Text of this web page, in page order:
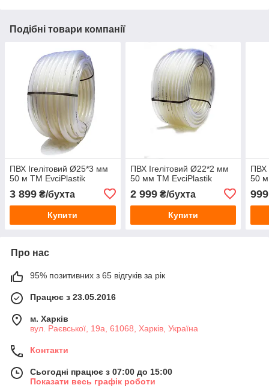
Подібні товари компанії
ПВХ Ігелітовий Ø25*3 мм
50 м ТМ EvciPlastik
3 899 ₴/бухта
Купити
ПВХ Ігелітовий Ø22*2 мм
50 мм ТМ EvciPlastik
2 999₴/бухта
Купити
ПВХ
50
999
Про нас
95% позитивних з 65 відгуків за рік
Працює з 23.05.2016
м. Харків
вул. Раєвської, 19а, 61068, Харків, Україна
Контакти
Сьогодні працює з 07:00 до 15:00
Показати весь графік роботи